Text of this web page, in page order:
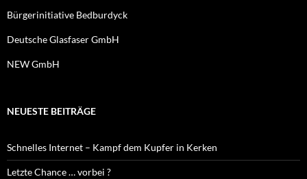
Bürgerinitiative Bedburdyck
Deutsche Glasfaser GmbH
NEW GmbH
NEUESTE BEITRÄGE
Schnelles Internet – Kampf dem Kupfer in Kerken
Letzte Chance … vorbei ?